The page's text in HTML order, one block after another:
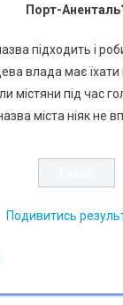
Порт-
підходить і
влада має
містяни під час
міста ніяк не
Подивитись